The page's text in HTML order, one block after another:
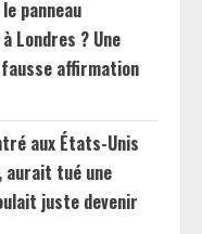
panneau
Londres ? Une
affirmation
aux États-Unis
aurait tué une
juste devenir